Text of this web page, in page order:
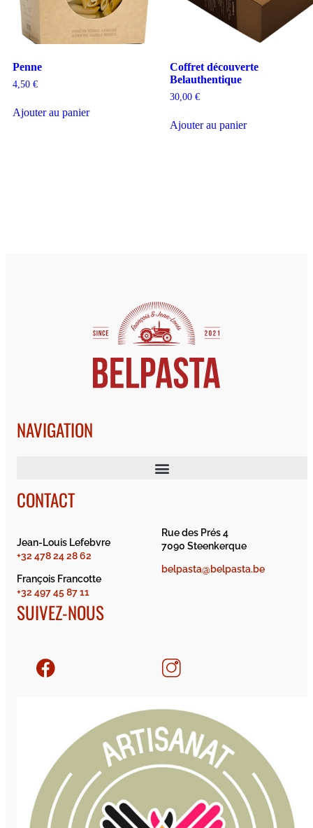
Penne
4,50 €
Ajouter au panier
Coffret découverte
Belauthentique
30,00 €
Ajouter au panier
NAVIGATION
CONTACT
Jean-Louis Lefebvre
+32 478 24 28 62
François Francotte
+32 497 45 87 11
Rue des Prés 4
7090 Steenkerque
belpasta@belpasta.be
SUIVEZ-NOUS